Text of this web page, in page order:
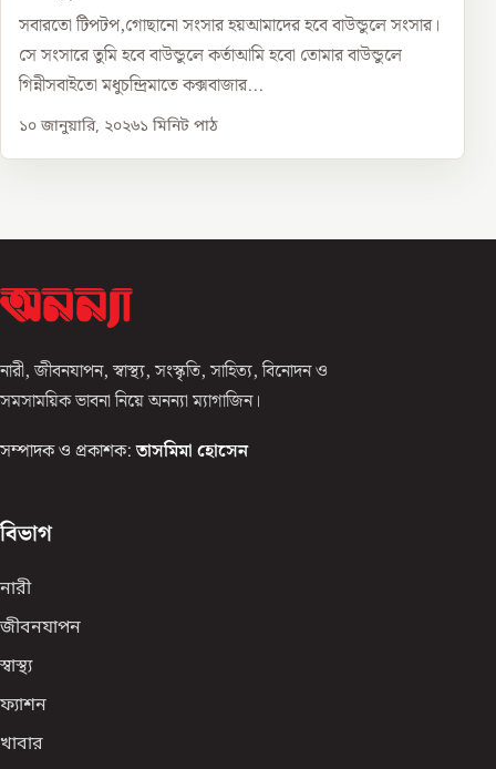
সবারতো টিপটপ,গোছানো সংসার হয়আমাদের হবে বাউন্ডুলে সংসার।
সে সংসারে তুমি হবে বাউন্ডুলে কর্তাআমি হবো তোমার বাউন্ডুলে
গিন্নীসবাইতো মধুচন্দ্রিমাতে কক্সবাজার...
১০ জানুয়ারি, ২০২৬১ মিনিট পাঠ
নারী, জীবনযাপন, স্বাস্থ্য, সংস্কৃতি, সাহিত্য, বিনোদন ও
সমসাময়িক ভাবনা নিয়ে অনন্যা ম্যাগাজিন।
সম্পাদক ও প্রকাশক: তাসমিমা হোসেন
বিভাগ
নারী
জীবনযাপন
স্বাস্থ্য
ফ্যাশন
খাবার